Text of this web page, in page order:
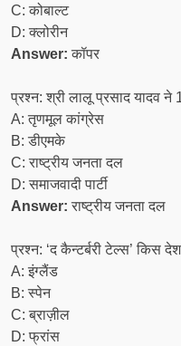
C: कोबाल्ट
D: क्लोरीन
Answer: कॉपर
प्रश्न: श्री लालू प्रसाद यादव ने
A: तृणमूल कांग्रेस
B: डीएमके
C: राष्ट्रीय जनता दल
D: समाजवादी पार्टी
Answer: राष्ट्रीय जनता दल
प्रश्न: ‘द कैन्टर्बरी टेल्स’ किस
A: इंग्लैंड
B: स्पेन
C: ब्राज़ील
D: फ्रांस